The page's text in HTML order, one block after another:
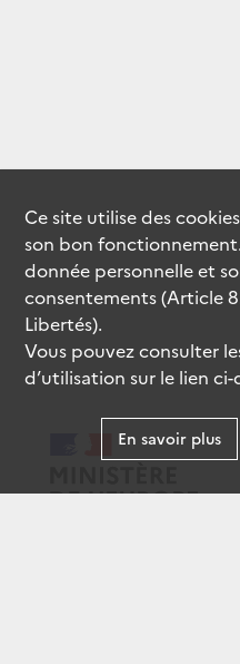
Ce site utilise descookies
son bon
donnée personnelle et
consentements (Article
Libertés).
Vous pouvez consulter
d’utilisation sur le lien ci-
En savoir plus